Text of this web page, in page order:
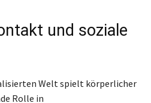
und soziale
Welt spielt körperlicher
Rolle in